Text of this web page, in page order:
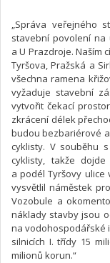
„Správa veřejného
stavební povolení na
a U Prazdroje. Naším
Tyršova, Pražská a
všechna ramena
vyžaduje stavební
vytvořit čekací
zkrácení délek
budou bezbariérové
cyklisty. V souběhu
cyklisty, takže
a podél Tyršovy ulice
vysvětlil náměstek
Vozobule a
náklady stavby jsou
na vodohospodářské
silnicích I. třídy 15
milionů korun.“